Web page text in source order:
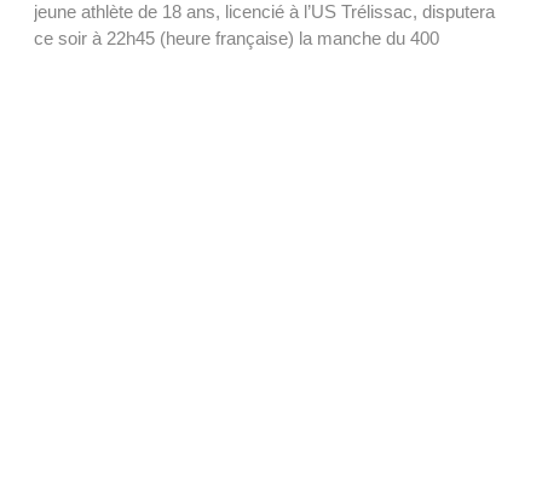
jeune athlète de 18 ans, licencié à l’US Trélissac, disputera
ce soir à 22h45 (heure française) la manche du 400